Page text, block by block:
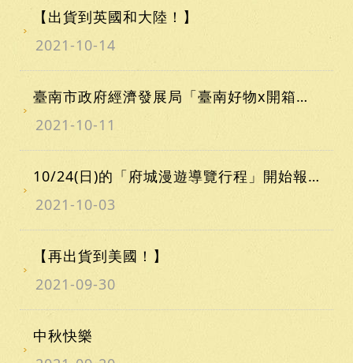
【出貨到英國和大陸！】
2021-10-14
臺南市政府經濟發展局「臺南好物x開箱臺南 尋寶好物」直播預告
2021-10-11
10/24(日)的「府城漫遊導覽行程」開始報名了喔~~~
2021-10-03
【再出貨到美國！】
2021-09-30
中秋快樂